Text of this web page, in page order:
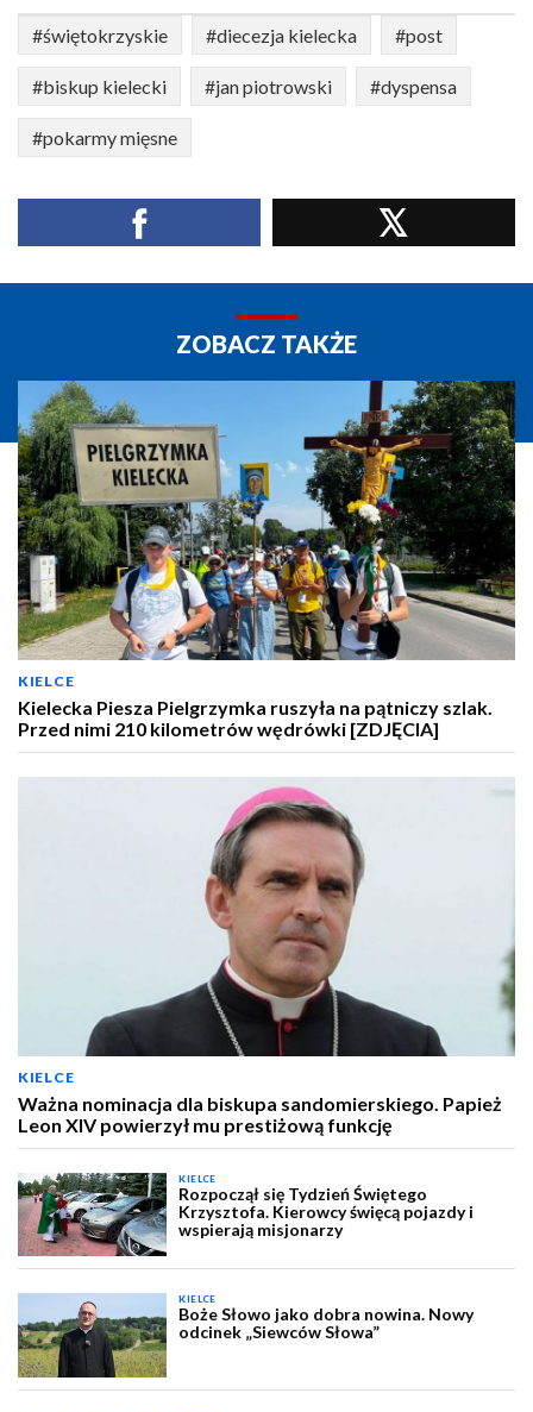
#świętokrzyskie #diecezja kielecka #post
#biskup kielecki #jan piotrowski #dyspensa
#pokarmy mięsne
ZOBACZ TAKŻE
KIELCE
Kielecka Piesza Pielgrzymka ruszyła na pątniczy szlak.
Przed nimi 210 kilometrów wędrówki [ZDJĘCIA]
KIELCE
Ważna nominacja dla biskupa sandomierskiego. Papież
Leon XIV powierzył mu prestiżową funkcję
KIELCE
Rozpoczął się Tydzień Świętego
Krzysztofa. Kierowcy święcą pojazdy i
wspierają misjonarzy
KIELCE
Boże Słowo jako dobra nowina. Nowy
odcinek „Siewców Słowa”